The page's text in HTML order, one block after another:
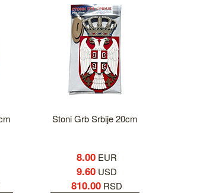
Stoni Grb Srbije 20cm
8.00EUR
9.60USD
810.00RSD